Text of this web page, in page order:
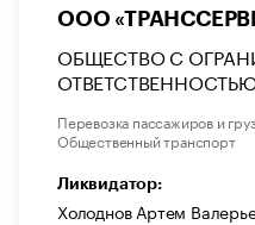
ООО
ОБЩЕСТВО С
Перевозка пассажиров и
Общественный транспорт
Ликвидатор:
Холоднов Артем